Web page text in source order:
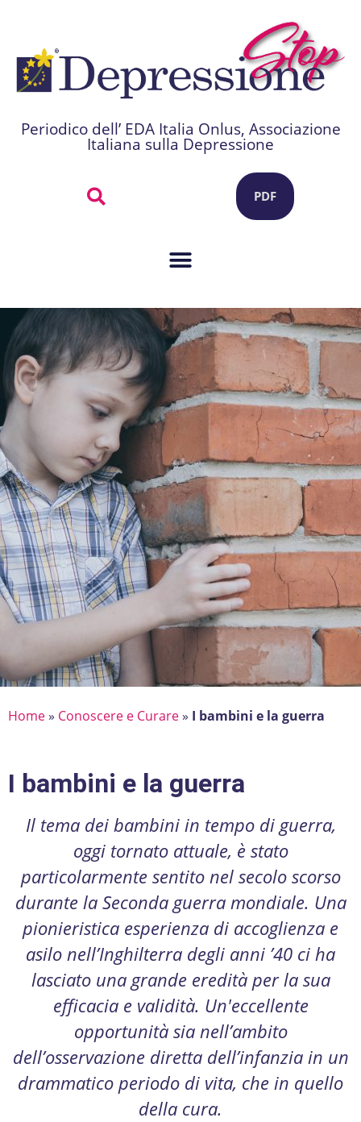
Periodico dell’ EDA Italia Onlus, Associazione
Italiana sulla Depressione
PDF
Home» Conoscere e Curare» I bambini e la guerra
I bambini e la guerra
Il tema dei bambini in tempo di guerra,
oggi tornato attuale, è stato
particolarmente sentito nel secolo scorso
durante la Seconda guerra mondiale. Una
pionieristica esperienza di accoglienza e
asilo nell’Inghilterra degli anni ’40 ci ha
lasciato una grande eredità per la sua
efficacia e validità. Un'eccellente
opportunità sia nell’ambito
dell’osservazione diretta dell’infanzia in un
drammatico periodo di vita, che in quello
della cura.